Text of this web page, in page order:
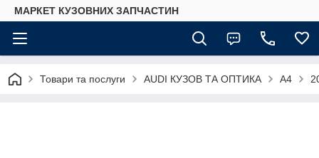
МАРКЕТ КУЗОВНИХ ЗАПЧАСТИН
Товари та послуги AUDI КУЗОВ ТА ОПТИКА A4